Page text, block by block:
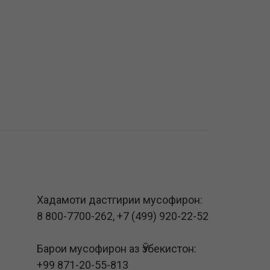
Хадамоти дастгирии мусофирон:
8 800-7700-262,+7 (499) 920-22-52
Барои мусофирон аз Ӯзбекистон:
+99 871-20-55-813